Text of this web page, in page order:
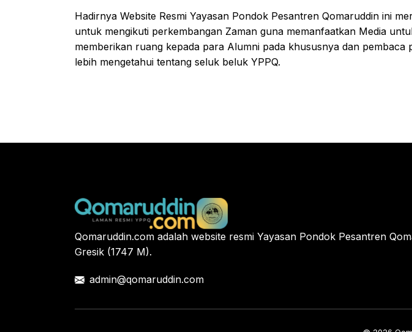
Hadirnya Website Resmi Yayasan Pondok Pesantren Qomaruddin ini
untuk mengikuti perkembangan Zaman guna memanfaatkan Media
memberikan ruang kepada para Alumni pada khususnya dan pembaca
lebih mengetahui tentang seluk beluk YPPQ.
Qomaruddin.com adalah website resmi Yayasan Pondok Pesantren
Gresik (1747 M).
admin@qomaruddin.com